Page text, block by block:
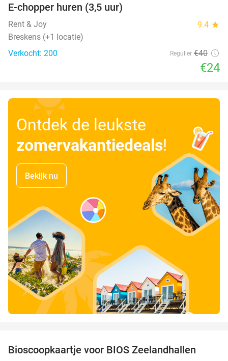
E-chopper huren (3,5 uur)
Rent & Joy 9.4 star
Breskens (+1 locatie)
Verkocht: 200
Regulier €40
€24
Ontdek de leukste
zomervakantiedeals!
Bekijk nu
Bioscoopkaartje voor BIOS Zeelandhallen